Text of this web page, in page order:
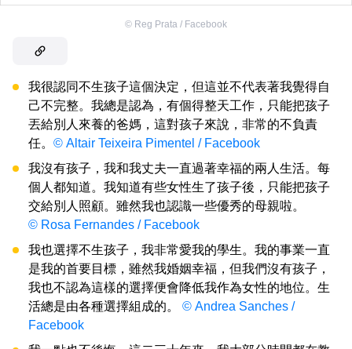
© Reg Prata / Facebook
我很認同不生孩子這個決定，但這並不代表著我覺得自
己不完整。我總是認為，有個得整天工作，只能把孩子
丟給別人來養的爸媽，這對孩子來說，非常的不負責
任。 © Altair Teixeira Pimentel / Facebook
我沒有孩子，我和我丈夫一直過著幸福的兩人生活。每
個人都知道。我知道有些女性生了孩子後，只能把孩子
交給別人照顧。雖然我也認識一些優秀的母親啦。
© Rosa Fernandes / Facebook
我也選擇不生孩子，我非常愛我的學生。我的事業一直
是我的首要目標，雖然我婚姻幸福，但我們沒有孩子，
我也不認為這樣的選擇便會降低我作為女性的地位。生
活總是由各種選擇組成的。 © Andrea Sanches /
Facebook